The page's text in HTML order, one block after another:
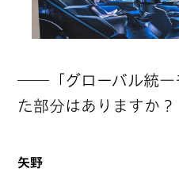
──「グローバル統一
た部分はありますか？
矢野